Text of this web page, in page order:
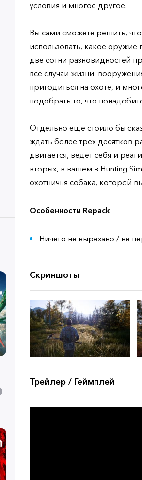
условия и многое другое.
Вы сами сможете решить, что
использовать, какое оружие
две сотни разновидностей
все случаи жизни,
пригодиться на охоте, и
подобрать то, что
Отдельно еще стоило бы
ждать более трех десятков
двигается, ведет себя и
вторых, в вашем в Hunting
охотничья собака, которой
Особенности Repack
Ничего не вырезано / не
Скриншоты
Трейлер / Геймплей